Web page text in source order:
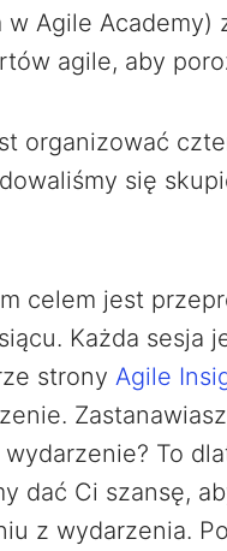
w Agile Academy)
agile, aby
organizować
się
celem jest
Każda sesja
strony Agile
wydarzenie? To
dać Ci szansę,
z wydarzenia.